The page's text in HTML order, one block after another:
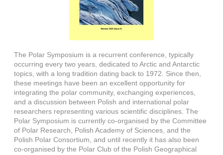
The Polar Symposium is a recurrent conference, typically
occurring every two years, dedicated to Arctic and Antarctic
topics, with a long tradition dating back to 1972. Since then,
these meetings have been an excellent opportunity for
integrating the polar community, exchanging experiences,
and a discussion between Polish and international polar
researchers representing various scientific disciplines. The
Polar Symposium is currently co-organised by the Committee
of Polar Research, Polish Academy of Sciences, and the
Polish Polar Consortium, and until recently it has also been
co-organised by the Polar Club of the Polish Geographical